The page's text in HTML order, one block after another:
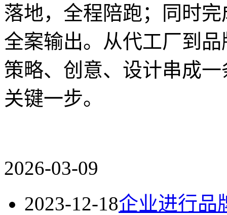
落地，全程陪跑；同时
全案输出。从代工厂到
策略、创意、设计串成
关键一步。
2026-03-09
2023-12-18企业进行品